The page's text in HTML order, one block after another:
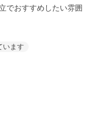
でおすすめしたい雰囲
います